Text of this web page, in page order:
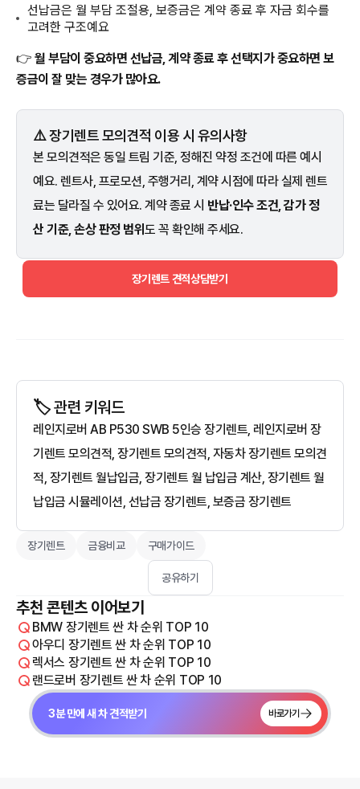
선납금은 월 부담 조절용, 보증금은 계약 종료 후 자금 회수를
고려한 구조예요
👉 월 부담이 중요하면 선납금, 계약 종료 후 선택지가 중요하면 보
증금이 잘 맞는 경우가 많아요.
⚠️ 장기렌트 모의견적 이용 시 유의사항
본 모의견적은 동일 트림 기준, 정해진 약정 조건에 따른 예시
예요. 렌트사, 프로모션, 주행거리, 계약 시점에 따라 실제 렌트
료는 달라질 수 있어요. 계약 종료 시 반납·인수 조건, 감가 정
산 기준, 손상 판정 범위도 꼭 확인해 주세요.
장기렌트 견적상담받기
🏷️ 관련 키워드
레인지로버 AB P530 SWB 5인승 장기렌트, 레인지로버 장
기렌트 모의견적, 장기렌트 모의견적, 자동차 장기렌트 모의견
적, 장기렌트 월납입금, 장기렌트 월 납입금 계산, 장기렌트 월
납입금 시뮬레이션, 선납금 장기렌트, 보증금 장기렌트
장기렌트 금융비교 구매가이드
공유하기
추천 콘텐츠 이어보기
BMW 장기렌트 싼 차 순위 TOP 10
아우디 장기렌트 싼 차 순위 TOP 10
렉서스 장기렌트 싼 차 순위 TOP 10
랜드로버 장기렌트 싼 차 순위 TOP 10
3분 만에 새 차 견적받기 바로가기